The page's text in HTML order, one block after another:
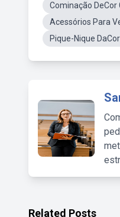
Cominação DeCor
Acessórios Para
Pique-Nique
Related Posts